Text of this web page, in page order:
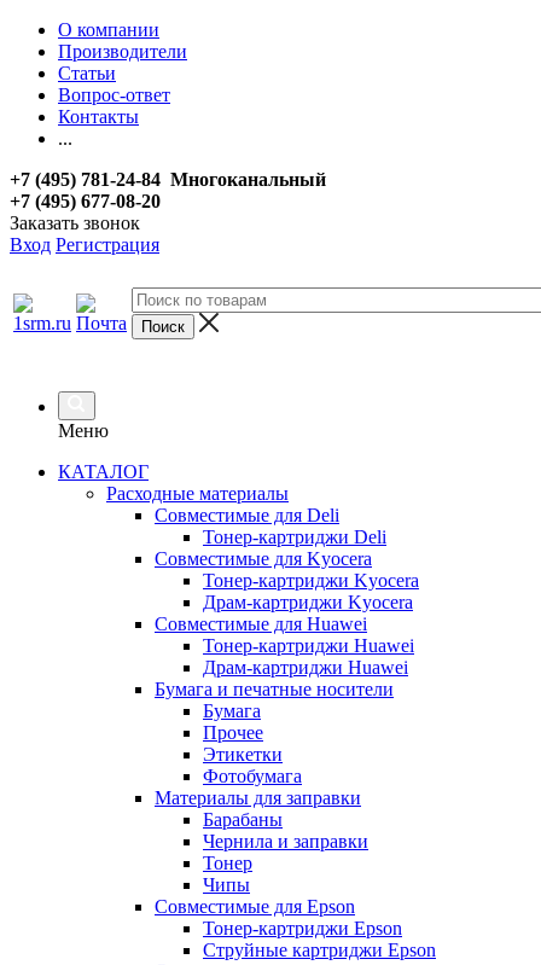
О компании
Производители
Статьи
Вопрос-ответ
Контакты
...
+7 (495) 781-24-84 Многоканальный
+7 (495) 677-08-20
Заказать звонок
Вход Регистрация
Меню
КАТАЛОГ
Расходные материалы
Совместимые для Deli
Тонер-картриджи Deli
Совместимые для Kyocera
Тонер-картриджи Kyocera
Драм-картриджи Kyocera
Совместимые для Huawei
Тонер-картриджи Huawei
Драм-картриджи Huawei
Бумага и печатные носители
Бумага
Прочее
Этикетки
Фотобумага
Материалы для заправки
Барабаны
Чернила и заправки
Тонер
Чипы
Совместимые для Epson
Тонер-картриджи Epson
Струйные картриджи Epson